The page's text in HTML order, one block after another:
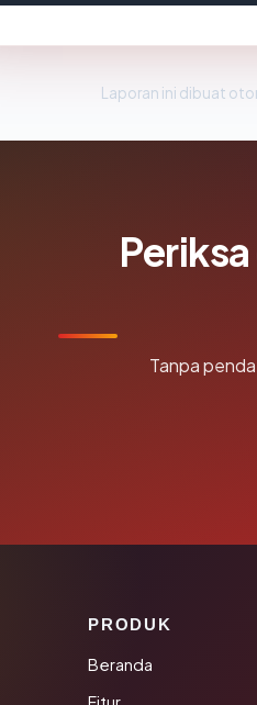
Laporan ini dibuat
Tanpa
PRODUK
Beranda